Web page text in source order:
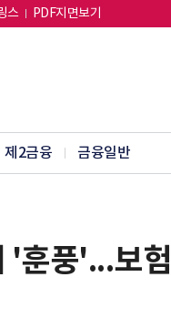
스 PDF지면보기
제2금융 금융일반
훈풍'...보